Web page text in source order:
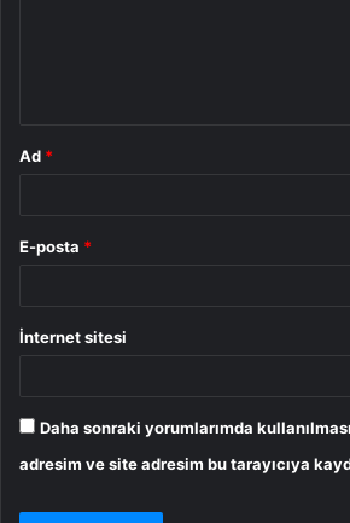
Ad *
E-posta *
İnternet sitesi
Daha sonraki yorumlarımda
adresim ve site adresim bu tarayıcıya